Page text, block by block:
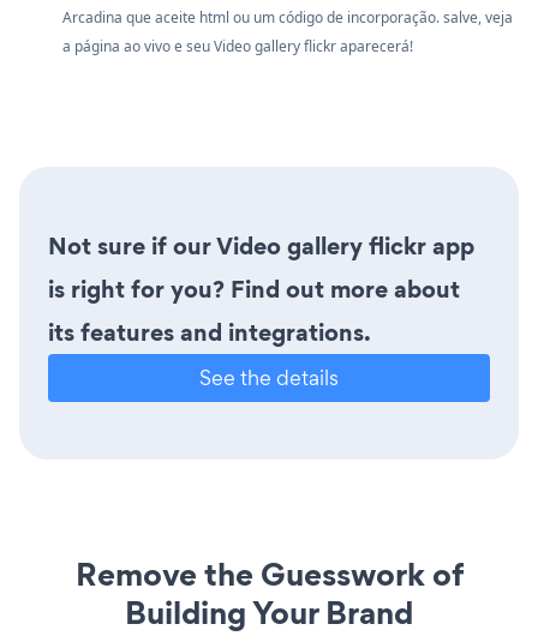
Arcadina que aceite html ou um código de incorporação. salve, veja
a página ao vivo e seu Video gallery flickr aparecerá!
Not sure if our Video gallery flickr app
is right for you? Find out more about
its features and integrations.
See the details
Remove the Guesswork of
Building Your Brand